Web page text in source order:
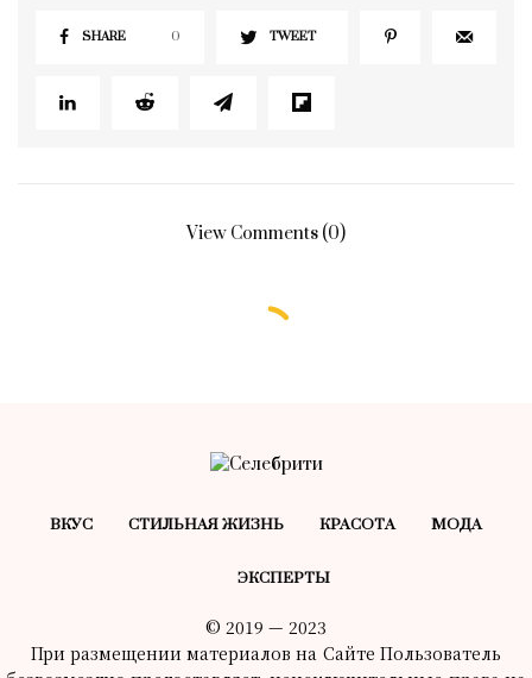
SHARE 0 TWEET
View Comments (0)
ВКУС СТИЛЬНАЯ ЖИЗНЬ КРАСОТA МОДА
ЭКСПЕРТЫ
© 2019 — 2023
При размещении материалов на Сайте Пользователь